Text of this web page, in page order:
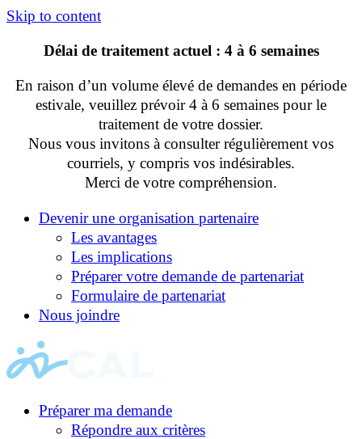
Skip to content
Délai de traitement actuel : 4 à 6 semaines
En raison d’un volume élevé de demandes en période
estivale, veuillez prévoir 4 à 6 semaines pour le
traitement de votre dossier.
Nous vous invitons à consulter régulièrement vos
courriels, y compris vos indésirables.
Merci de votre compréhension.
Devenir une organisation partenaire
Les avantages
Les implications
Préparer votre demande de partenariat
Formulaire de partenariat
Nous joindre
Préparer ma demande
Répondre aux critères